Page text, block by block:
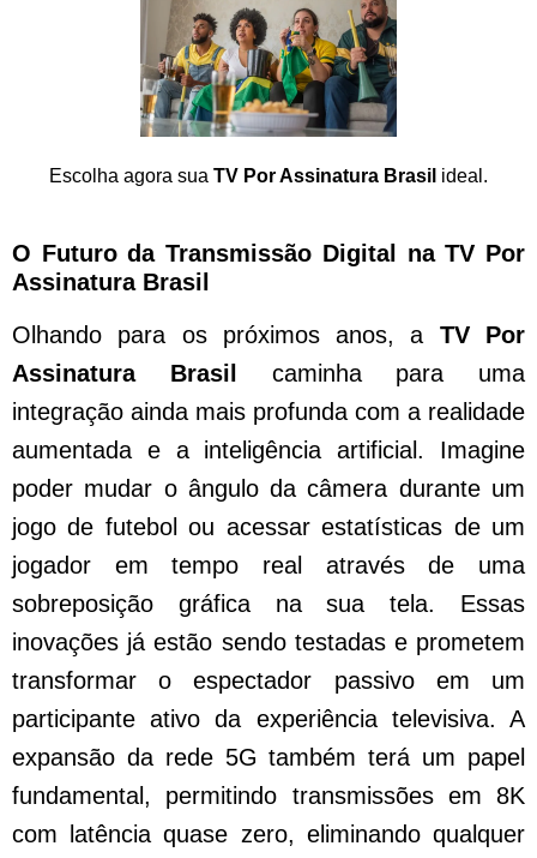
Escolha agora sua TV Por Assinatura Brasil ideal.
O Futuro da Transmissão Digital na TV Por
Assinatura Brasil
Olhando para os próximos anos, a TV Por
Assinatura Brasil
caminha para uma
integração ainda mais profunda com a realidade
aumentada e a inteligência artificial. Imagine
poder mudar o ângulo da câmera durante um
jogo de futebol ou acessar estatísticas de um
jogador em tempo real através de uma
sobreposição gráfica na sua tela. Essas
inovações já estão sendo testadas e prometem
transformar o espectador passivo em um
participante ativo da experiência televisiva. A
expansão da rede 5G também terá um papel
fundamental, permitindo transmissões em 8K
com latência quase zero, eliminando qualquer